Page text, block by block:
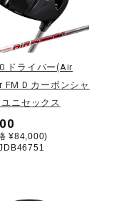
ドライバー(Air
FM D カーボンシャ
ニセックス
¥84,000)